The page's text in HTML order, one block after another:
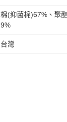
棉(抑菌棉)67%、聚
9%
台灣